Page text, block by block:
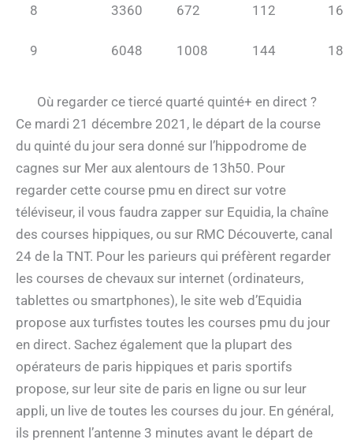
8 3360 672 112 16
9 6048 1008 144 18
Où regarder ce tiercé quarté quinté+ en direct ?
Ce mardi 21 décembre 2021, le départ de la course
du quinté du jour sera donné sur l’hippodrome de
cagnes sur Mer aux alentours de 13h50. Pour
regarder cette course pmu en direct sur votre
téléviseur, il vous faudra zapper sur Equidia, la chaîne
des courses hippiques, ou sur RMC Découverte, canal
24 de la TNT. Pour les parieurs qui préfèrent regarder
les courses de chevaux sur internet (ordinateurs,
tablettes ou smartphones), le site web d’Equidia
propose aux turfistes toutes les courses pmu du jour
en direct. Sachez également que la plupart des
opérateurs de paris hippiques et paris sportifs
propose, sur leur site de paris en ligne ou sur leur
appli, un live de toutes les courses du jour. En général,
ils prennent l’antenne 3 minutes avant le départ de